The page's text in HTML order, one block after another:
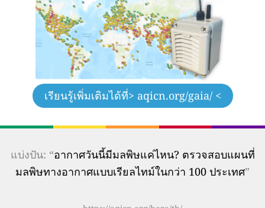
เรียนรู้เพิ่มเติมได้ที่> aqicn.org/gaia/ <
แบ่งปัน: “อากาศวันนี้มีมลพิษแค่ไหน? ตรวจสอบแผนที่
มลพิษทางอากาศแบบเรียลไทม์ในกว่า 100 ประเทศ”